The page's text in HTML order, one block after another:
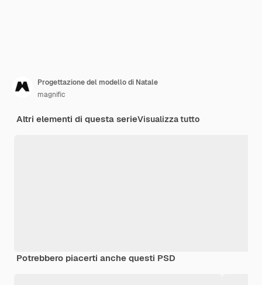
Progettazione del modello di Natale
magnific
Altri elementi di questa serieVisualizza tutto
Potrebbero piacerti anche questi PSD